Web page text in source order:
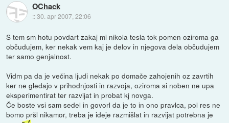
OChack
::30. apr 2007, 22:06
S tem sm hotu povdart zakaj mi nikola tesla tok pomen oziroma ga
občudujem, ker nekak vem kaj je delov in njegova dela občudujem
ter samo genjalnost.
Vidm pa da je večina ljudi nekak po domače zahojenih oz zavrtih
ker ne gledajo v prihodnjosti in razvoja, oziroma si noben ne upa
eksperimentirat ter razvijat in probat kj novga.
Če boste vsi sam sedel in govorl da je to in ono pravlca, pol res ne
bomo pršl nikamor, treba je ideje razmišlat in razvijat potrebna je